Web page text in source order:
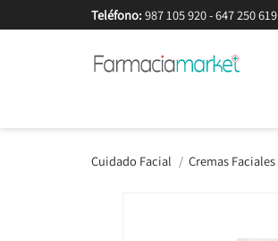
Teléfono: 987 105 920-647 250 619
Cuidado Facial Cremas Faciales